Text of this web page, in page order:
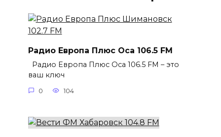
Радио Европа Плюс Оса 106.5 FM
Радио Европа Плюс Оса 106.5 FM – это
ваш ключ
0 104